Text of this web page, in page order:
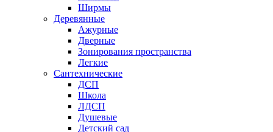
Ширмы
Деревянные
Ажурные
Дверные
Зонирования пространства
Легкие
Сантехнические
ДСП
Школа
ЛДСП
Душевые
Детский сад